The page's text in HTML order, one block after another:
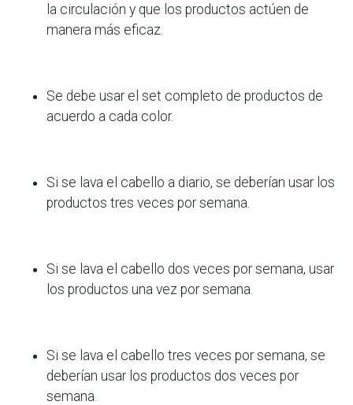
la circulación y que los productos actúen de
manera más eficaz.
Se debe usar el set completo de productos de
acuerdo a cada color.
Si se lava el cabello a diario, se deberían usar los
productos tres veces por semana.
Si se lava el cabello dos veces por semana, usar
los productos una vez por semana.
Si se lava el cabello tres veces por semana, se
deberían usar los productos dos veces por
semana.